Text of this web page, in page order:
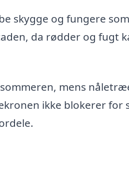
skygge og fungere som
da rødder og fugt
mens
ikke blokerer for